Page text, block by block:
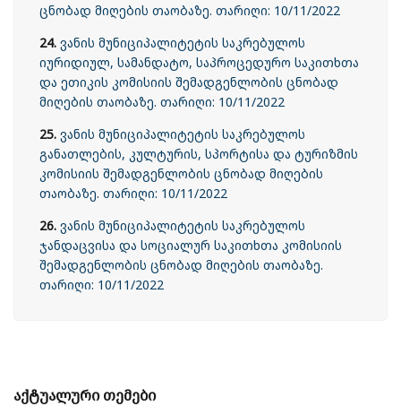
ცნობად მიღების თაობაზე. თარიღი: 10/11/2022
24. ვანის მუნიციპალიტეტის საკრებულოს
იურიდიულ, სამანდატო, საპროცედურო საკითხთა
და ეთიკის კომისიის შემადგენლობის ცნობად
მიღების თაობაზე. თარიღი: 10/11/2022
25. ვანის მუნიციპალიტეტის საკრებულოს
განათლების, კულტურის, სპორტისა და ტურიზმის
კომისიის შემადგენლობის ცნობად მიღების
თაობაზე. თარიღი: 10/11/2022
26. ვანის მუნიციპალიტეტის საკრებულოს
ჯანდაცვისა და სოციალურ საკითხთა კომისიის
შემადგენლობის ცნობად მიღების თაობაზე.
თარიღი: 10/11/2022
აქტუალური თემები